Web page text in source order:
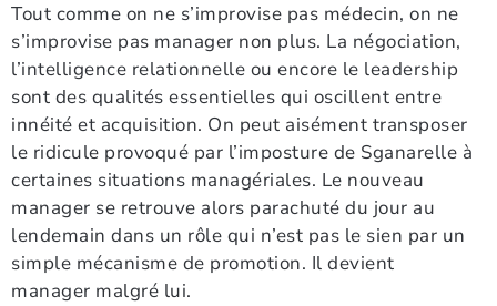
Tout comme on ne s’improvise pas médecin, on ne
s’improvise pas manager non plus. La négociation,
l’intelligence relationnelle ou encore le leadership
sont des qualités essentielles qui oscillent entre
innéité et acquisition. On peut aisément transposer
le ridicule provoqué par l’imposture de Sganarelle à
certaines situations managériales. Le nouveau
manager se retrouve alors parachuté du jour au
lendemain dans un rôle qui n’est pas le sien par un
simple mécanisme de promotion. Il devient
manager malgré lui.